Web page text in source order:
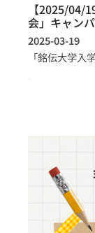
【2025/04/
会」キャン
2025-03-19
「銘伝大学入